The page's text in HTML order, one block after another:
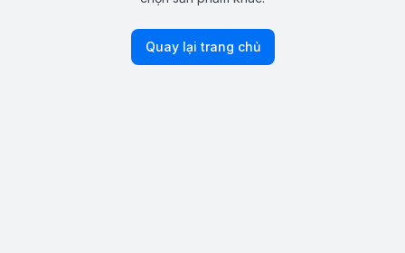
Quay lại trang chủ